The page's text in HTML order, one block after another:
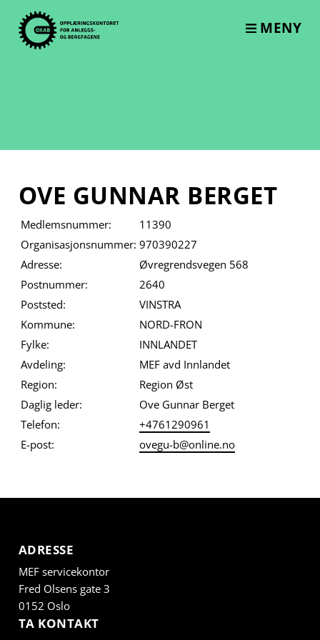
content
MENY
OVE GUNNAR BERGET
Medlemsnummer:
11390
Organisasjonsnummer: 970390227
Adresse:
Øvregrendsvegen 568
Postnummer:
2640
Poststed:
VINSTRA
Kommune:
NORD-FRON
Fylke:
INNLANDET
Avdeling:
MEF avd Innlandet
Region:
Region Øst
Daglig leder:
Ove Gunnar Berget
Telefon:
+4761290961
E-post:
ovegu-b@online.no
ADRESSE
MEF servicekontor
Fred Olsens gate 3
0152 Oslo
TA KONTAKT